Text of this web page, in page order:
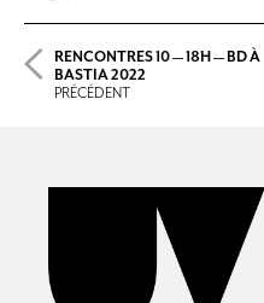
RENCONTRES 10 — 18H — BD À
BASTIA 2022
PRÉCÉDENT